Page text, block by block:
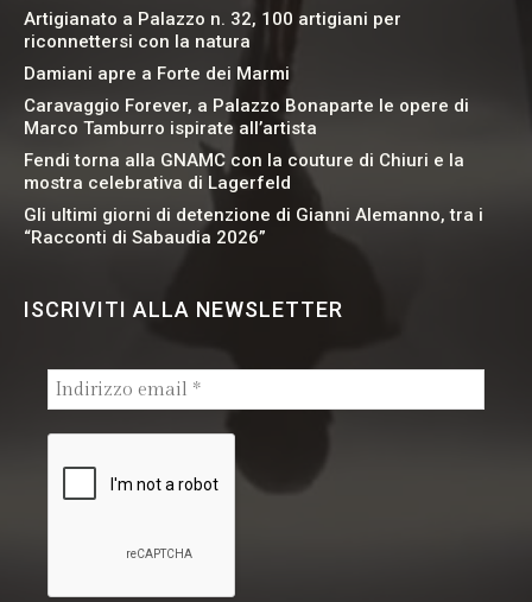
Artigianato a Palazzo n. 32, 100 artigiani per
riconnettersi con la natura
Damiani apre a Forte dei Marmi
Caravaggio Forever, a Palazzo Bonaparte le opere di
Marco Tamburro ispirate all’artista
Fendi torna alla GNAMC con la couture di Chiuri e la
mostra celebrativa di Lagerfeld
Gli ultimi giorni di detenzione di Gianni Alemanno, tra i
“Racconti di Sabaudia 2026”
ISCRIVITI ALLA NEWSLETTER